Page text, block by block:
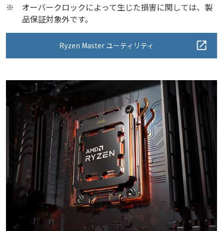
※
オーバークロックによって生じた損害に関しては、製
品保証対象外です。
Ryzen Master ユーティリティ